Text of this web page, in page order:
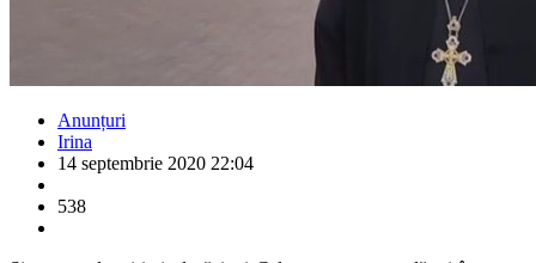
Anunțuri
Irina
14 septembrie 2020 22:04
538